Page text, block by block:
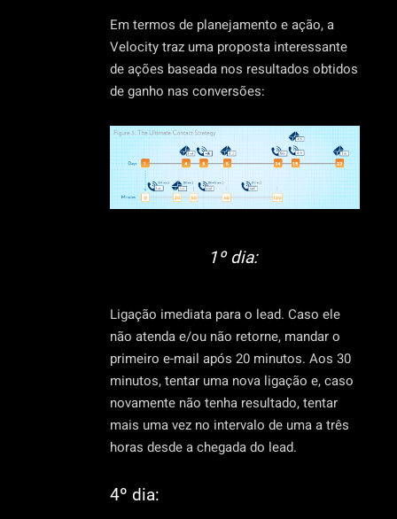
Em termos de planejamento e ação, a
Velocity traz uma proposta interessante
de ações baseada nos resultados obtidos
de ganho nas conversões:
1º dia:
Ligação imediata para o lead. Caso ele
não atenda e/ou não retorne, mandar o
primeiro e-mail após 20 minutos. Aos 30
minutos, tentar uma nova ligação e, caso
novamente não tenha resultado, tentar
mais uma vez no intervalo de uma a três
horas desde a chegada do lead.
4º dia: